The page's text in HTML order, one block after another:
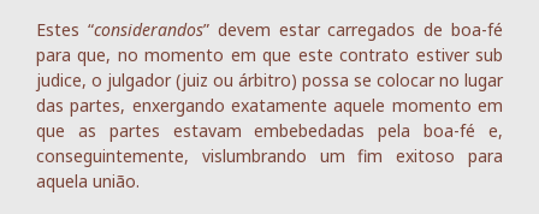
Estes “considerandos” devem estar carregados de boa-fé
para que, no momento em que este contrato estiver sub
judice, o julgador (juiz ou árbitro) possa se colocar no lugar
das partes, enxergando exatamente aquele momento em
que as partes estavam embebedadas pela boa-fé e,
conseguintemente, vislumbrando um fim exitoso para
aquela união.